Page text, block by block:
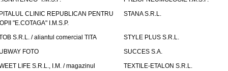
CLINIC REPUBLICAN PENTRU
"E.COTAGA" I.M.S.P.
STANA S.R.L.
S.R.L. / aliantul comercial TITA
STYLE PLUS S.R.L.
FOTO
SUCCES S.A.
LIFE S.R.L., I.M. / magazinul
TEXTILE-ETALON S.R.L.